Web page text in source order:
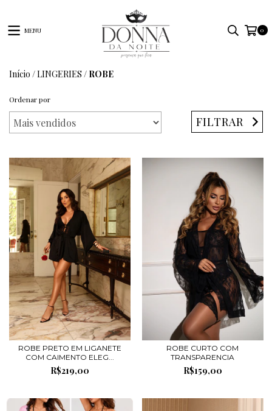
MENU 0
Início /LINGERIES / ROBE
Ordenar por
FILTRAR
ROBE PRETO EM LIGANETE
COM CAIMENTO ELEG...
R$219,00
ROBE CURTO COM
TRANSPARENCIA
R$159,00